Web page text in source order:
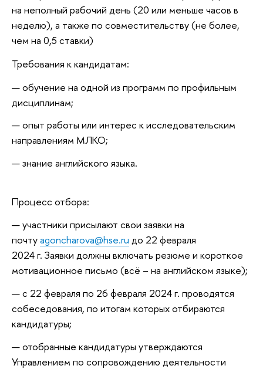
на неполный рабочий день (20 или меньше часов в
неделю), а также по совместительству (не более,
чем на 0,5 ставки)
Требования к кандидатам:
обучение на одной из программ по профильным
дисциплинам;
опыт работы или интерес к исследовательским
направлениям МЛКО;
знание английского языка.
Процесс отбора:
участники присылают свои заявки на
почтуagoncharova@hse.ru до 22 февраля
2024 г. Заявки должны включать резюме и короткое
мотивационное письмо (всё – на английском языке);
с 22 февраля по 26 февраля 2024 г. проводятся
собеседования, по итогам которых отбираются
кандидатуры;
отобранные кандидатуры утверждаются
Управлением по сопровождению деятельности